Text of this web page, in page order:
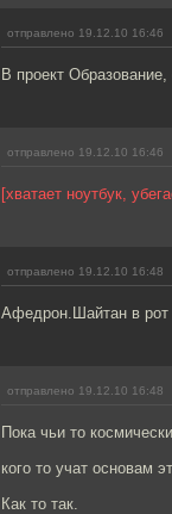
отправлено 19.12.10 16:46
В проект
отправлено 19.12.10 16:46
[хватает ноутбук,
отправлено 19.12.10 16:48
Афедрон.Шайтан в рот
отправлено 19.12.10 16:48
Пока чьи то
кого то учат основам
Как то так.